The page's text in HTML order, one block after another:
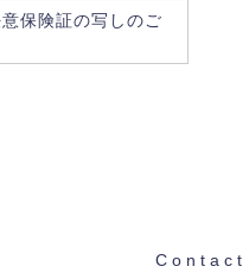
保険証の写しのご
Contact